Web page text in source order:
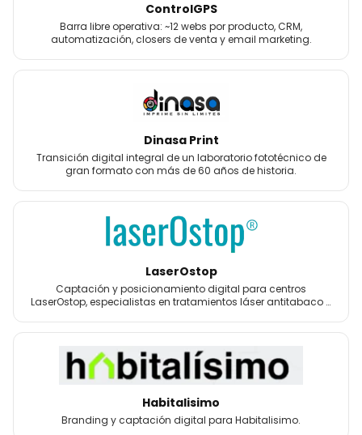
ControlGPS
Barra libre operativa: ~12 webs por producto, CRM,
automatización, closers de venta y email marketing.
Dinasa Print
Transición digital integral de un laboratorio fototécnico de
gran formato con más de 60 años de historia.
LaserOstop
Captación y posicionamiento digital para centros
LaserOstop, especialistas en tratamientos láser antitabaco y
Habitalisimo
Branding y captación digital para Habitalisimo.